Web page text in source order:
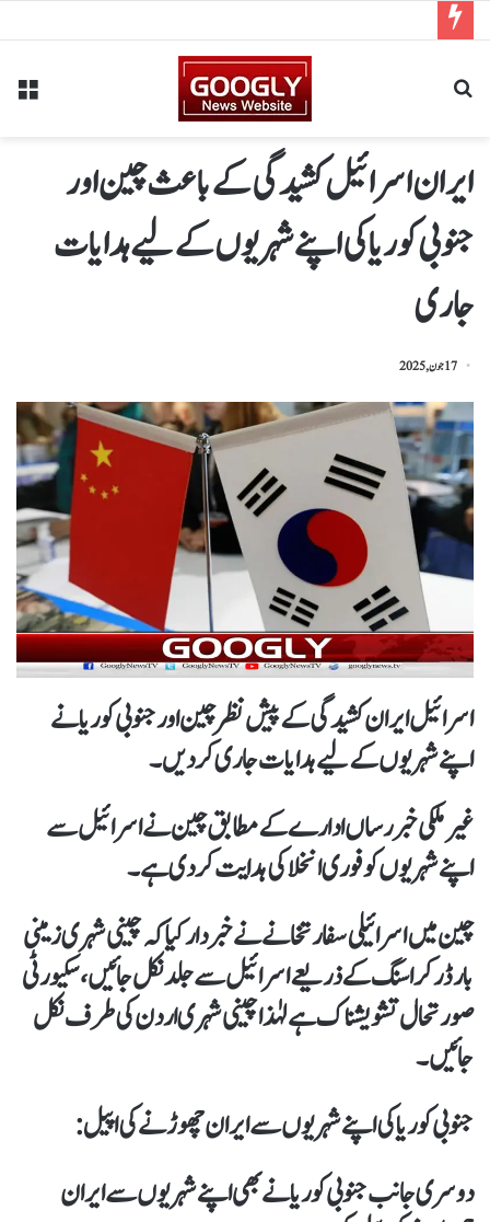
ایران اسرائیل کشیدگی کے باعث چین اور
جنوبی کوریا کی اپنے شہریوں کے لیے ہدایات
جاری
17 جون, 2025
اسرائیل ایران کشیدگی کےپیش نظر چین اور جنوبی کوریا نے
اپنے شہریوں کے لیے ہدایات جاری کردیں۔
غیر ملکی خبررساں ادارے کےمطابق چین نے اسرائیل سے
اپنے شہریوں کو فوری انخلا کی ہدایت کردی ہے۔
چین میں اسرائیلی سفارتخانے نےخبردار کیا کہ چینی شہری زمینی
بارڈرکراسنگ کےذریعےاسرائیل سے جلد نکل جائیں، سکیورٹی
صورتحال تشویشناک ہےلہٰذا چینی شہری اردن کی طرف نکل
جائیں۔
جنوبی کوریا کی اپنے شہریوں سے ایران چھوڑنے کی اپیل:
دوسری جانب جنوبی کوریا نے بھی اپنے شہریوں سےایران